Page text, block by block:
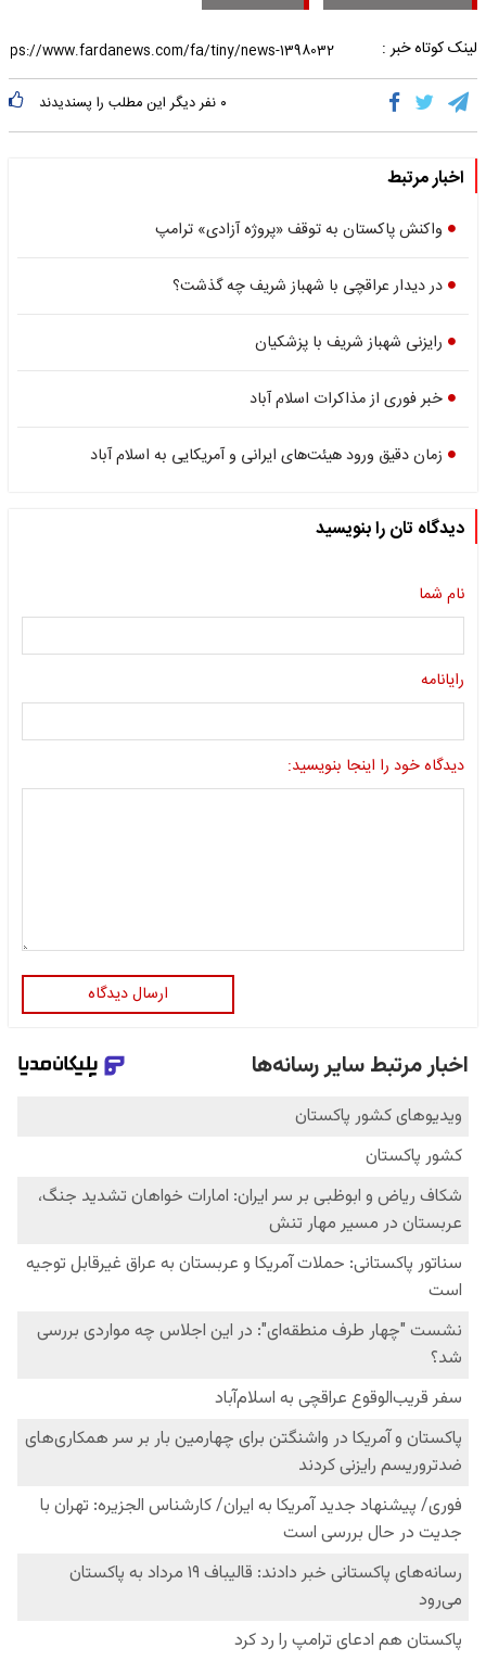
لینک کوتاه خبر :
۰ نفر دیگر این مطلب را پسندیدند
اخبار مرتبط
واکنش پاکستان به توقف «پروژه آزادی» ترامپ
در دیدار عراقچی با شهباز شریف چه گذشت؟
رایزنی شهباز شریف با پزشکیان
خبر فوری از مذاکرات اسلام آباد
زمان دقیق ورود هیئت‌های ایرانی و آمریکایی به اسلام آباد
دیدگاه تان را بنویسید
نام شما
رایانامه
دیدگاه خود را اینجا بنویسید:
ارسال دیدگاه